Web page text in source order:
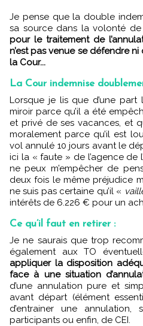
Je pense que la double
sa source dans la volonté
pour le traitement de
n’est pas venue se défendre
la Cour...
La Cour indemnise
Lorsque je lis que d’une part le client reçoit la pénalité-
miroir parce qu’il a été
et privé de ses vacances, et
moralement parce qu’il est
vol annulé 10 jours avant le
ici la « faute » de l’agence de
ne peux m’empêcher de
deux fois le même préjudice
ne suis pas certaine qu’il «
intérêts de 6.226 € pour un
Ce qu’il faut en retirer :
Je ne saurais que trop recommander aux agences (mais
également aux TO
appliquer la disposition
face à une situation
d’une annulation pure et
avant départ (élément
d’entrainer une annulation,
participants ou enfin, de CEI.